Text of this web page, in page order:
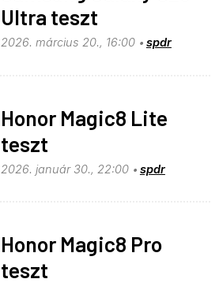
Ultra teszt
2026. március 20., 16:00 spdr
Honor Magic8 Lite
teszt
2026. január 30., 22:00 spdr
Honor Magic8 Pro
teszt